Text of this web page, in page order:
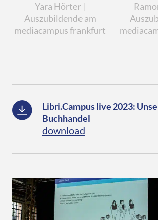
Yara Hörter |
Auszubildende am
mediacampus frankfurt
Libri.Campus live 2023:
Buchhandel
download